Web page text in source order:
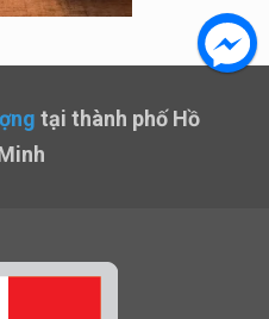
tại thành phố Hồ